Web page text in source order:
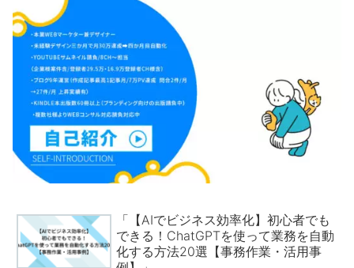
「【AIでビジネス効率化】初心者でも
できる！ChatGPTを使って業務を自動
化する方法20選【事務作業・活用事